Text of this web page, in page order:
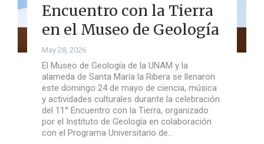
Encuentro con la Tierra
en el Museo de Geología
May 28, 2026
El Museo de Geología de la UNAM y la
alameda de Santa María la Ribera se llenaron
este domingo 24 de mayo de ciencia, música
y actividades culturales durante la celebración
del 11° Encuentro con la Tierra, organizado
por el Instituto de Geología en colaboración
con el Programa Universitario de…